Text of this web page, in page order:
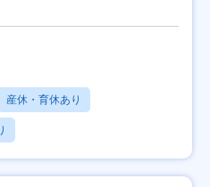
産休・育休あり